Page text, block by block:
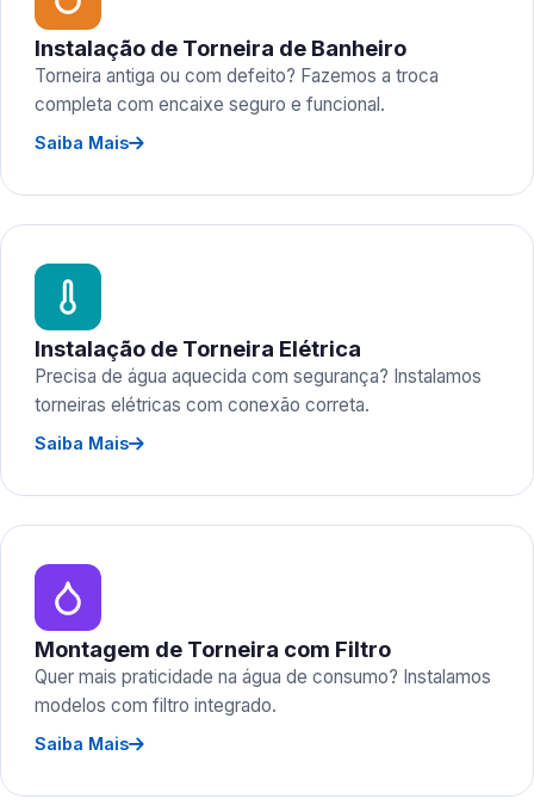
Instalação de Torneira de Banheiro
Torneira antiga ou com defeito? Fazemos a troca
completa com encaixe seguro e funcional.
Saiba Mais
Instalação de Torneira Elétrica
Precisa de água aquecida com segurança? Instalamos
torneiras elétricas com conexão correta.
Saiba Mais
Montagem de Torneira com Filtro
Quer mais praticidade na água de consumo? Instalamos
modelos com filtro integrado.
Saiba Mais